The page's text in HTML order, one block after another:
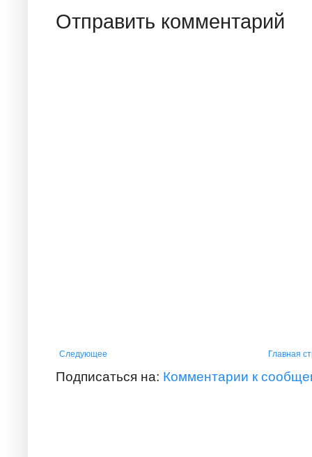
Отправить комментарий
Следующее Главная
Подписаться на: Комментарии к